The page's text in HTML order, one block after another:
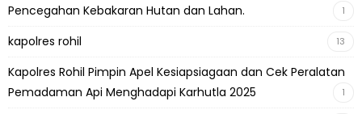
Pencegahan Kebakaran Hutan dan Lahan.
1
kapolres rohil 13
Kapolres Rohil Pimpin Apel Kesiapsiagaan dan Cek Peralatan
Pemadaman Api Menghadapi Karhutla 2025
1